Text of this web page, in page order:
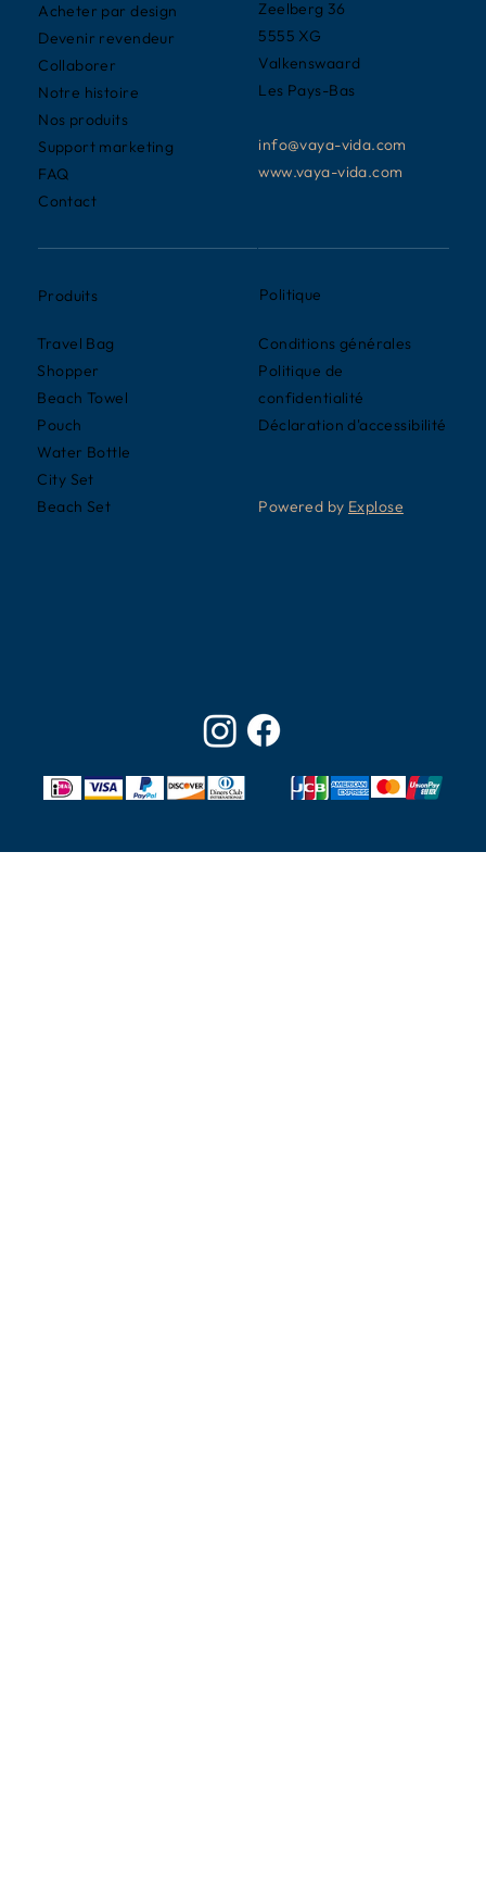
Zeelberg 36
5555 XG
Valkenswaard
Les Pays-Bas
info@vaya-vida.com
www.vaya-vida.com
Acheter par design
Devenir revendeur
Collaborer
Notre histoire
Nos produits
Support marketing
FAQ
Contact
Produits
Travel Bag
Shopper
Beach Towel
Pouch
Water Bottle
City Set
Beach Set
Politique
Conditions générales
Politique de
confidentialité
Déclaration d'accessibilité
Powered by Explose